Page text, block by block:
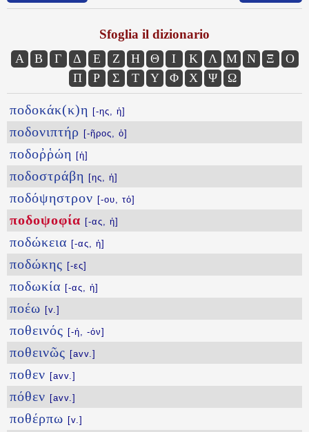
Sfoglia il dizionario
Α Β Γ Δ Ε Ζ Η Θ Ι Κ Λ Μ Ν Ξ
Ο
Π
Ρ Σ Τ Υ Φ Χ Ψ Ω
ποδοκάκ(κ)η [-ης, ἡ]
ποδονιπτήρ [-ῆρος, ὁ]
ποδοῤῥώη [ἡ]
ποδοστράβη [ης, ἡ]
ποδόψηστρον [-ου, τό]
ποδοψοφία [-ας, ἡ]
ποδώκεια [-ας, ἡ]
ποδώκης [-ες]
ποδωκία [-ας, ἡ]
ποέω [v.]
ποθεινός [-ή, -όν]
ποθεινῶς [avv.]
ποθεν [avv.]
πόθεν [avv.]
ποθέρπω [v.]